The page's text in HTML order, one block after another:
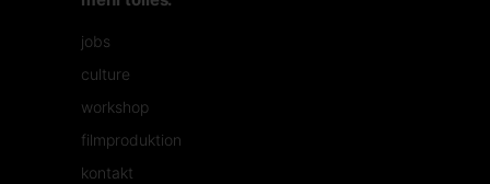
jobs
culture
workshop
filmproduktion
kontakt